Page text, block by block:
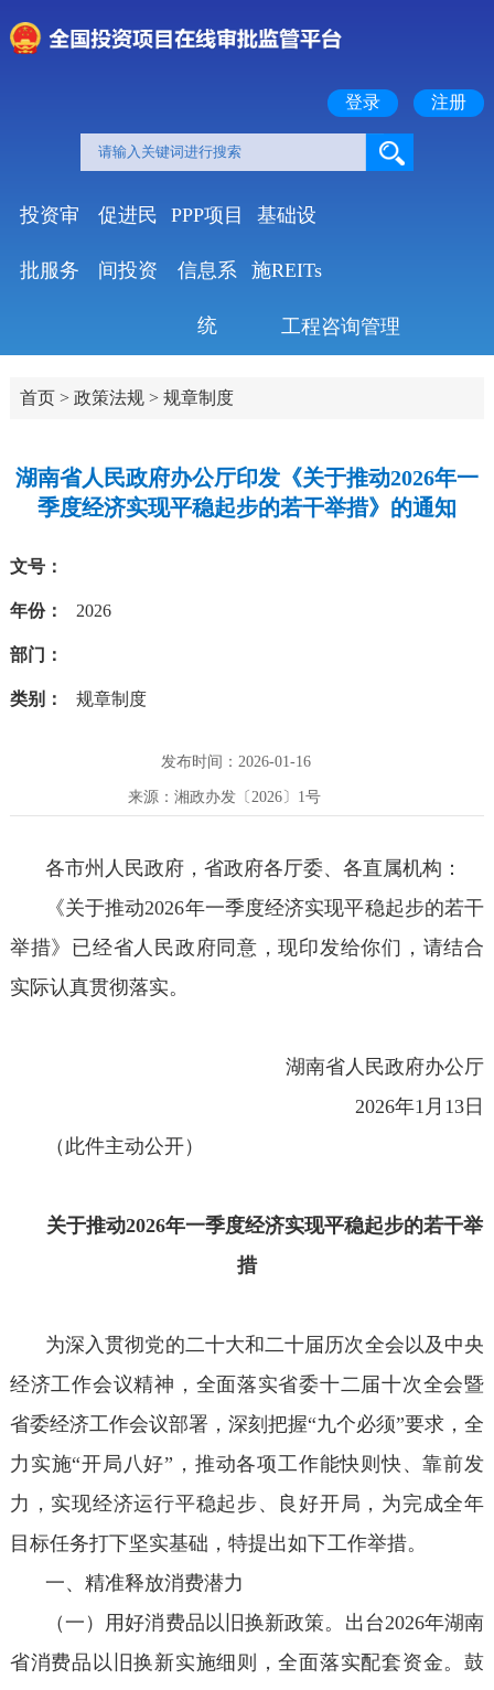
登录 注册
投资审
批服务
促进民
间投资
PPP项目
信息系
统
基础设
施REITs
工程咨询管理
首页> 政策法规> 规章制度
湖南省人民政府办公厅印发《关于推动2026年一
季度经济实现平稳起步的若干举措》的通知
文号：
年份： 2026
部门：
类别： 规章制度
发布时间：2026-01-16
来源：湘政办发〔2026〕1号
各市州人民政府，省政府各厅委、各直属机构：
《关于推动2026年一季度经济实现平稳起步的若干
举措》已经省人民政府同意，现印发给你们，请结合
实际认真贯彻落实。
湖南省人民政府办公厅
2026年1月13日
（此件主动公开）
关于推动2026年一季度经济实现平稳起步的若干举
措
为深入贯彻党的二十大和二十届历次全会以及中央
经济工作会议精神，全面落实省委十二届十次全会暨
省委经济工作会议部署，深刻把握“九个必须”要求，全
力实施“开局八好”，推动各项工作能快则快、靠前发
力，实现经济运行平稳起步、良好开局，为完成全年
目标任务打下坚实基础，特提出如下工作举措。
一、精准释放消费潜力
（一）用好消费品以旧换新政策。出台2026年湖南
省消费品以旧换新实施细则，全面落实配套资金。鼓